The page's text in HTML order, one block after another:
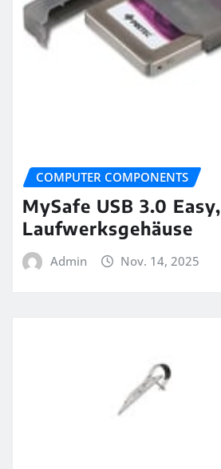
COMPUTER COMPONENTS
MySafe USB 3.0 Easy,
Laufwerksgehäuse
Admin Nov. 14, 2025